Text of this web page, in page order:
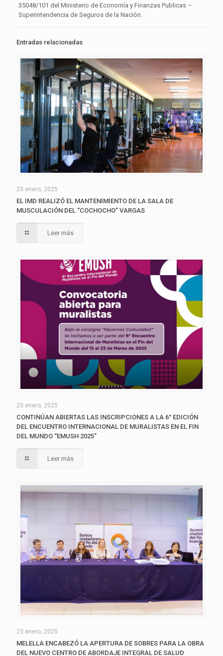
35048/101 del Ministerio de Economía y Finanzas Publicas –
Superintendencia de Seguros de la Nación.
Entradas relacionadas
23 enero, 2025
EL IMD REALIZÓ EL MANTENIMIENTO DE LA SALA DE
MUSCULACIÓN DEL “COCHOCHO” VARGAS
Leer más
23 enero, 2025
CONTINÚAN ABIERTAS LAS INSCRIPCIONES A LA 6° EDICIÓN
DEL ENCUENTRO INTERNACIONAL DE MURALISTAS EN EL FIN
DEL MUNDO “EMUSH 2025”
Leer más
23 enero, 2025
MELELLA ENCABEZÓ LA APERTURA DE SOBRES PARA LA OBRA
DEL NUEVO CENTRO DE ABORDAJE INTEGRAL DE SALUD